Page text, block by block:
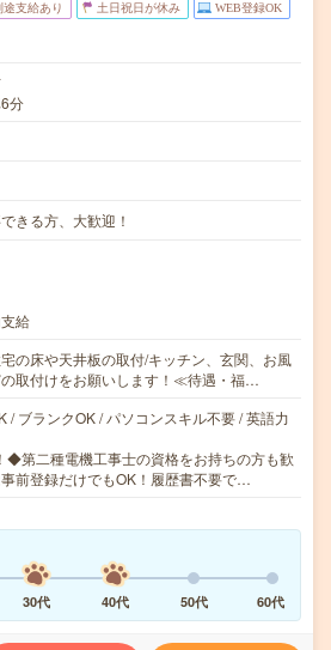
途支給あり 土日祝日が休み WEB登録OK
分
きる方、大歓迎！
給
の床や天井板の取付/キッチン、玄関、お風
取付けをお願いします！≪待遇・福…
/ ブランクOK / パソコンスキル不要 / 英語力
第二種電機工事士の資格をお持ちの方も歓
前登録だけでもOK！履歴書不要で…
30代 40代 50代 60代